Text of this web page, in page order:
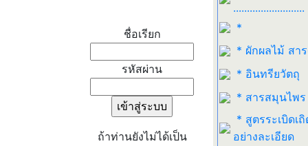
ชื่อเรียก
รหัสผ่าน
ถ้าท่านยังไม่ได้เป็น
..........................
*
* ผักผลไม้ สา
* อินทรียวัตถุ
* สารสมุนไพร
* สูตรระเบิดเถิ
อย่างละเอียด